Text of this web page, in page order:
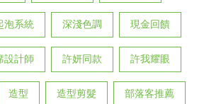
泡系統 深淺色調 現金回饋
設計師 許妍同款 許我耀眼
造型 造型剪髮 部落客推薦